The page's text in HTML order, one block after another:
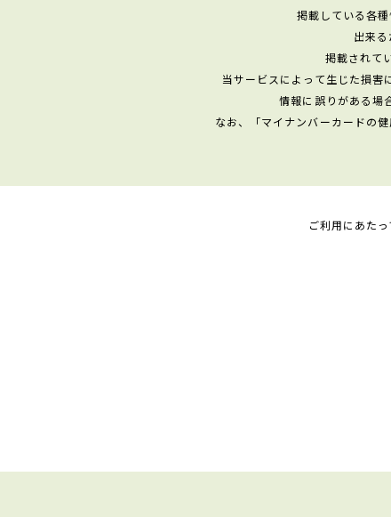
掲載している各
出来
掲載されて
当サービスによって生じた損害
情報に誤りがある場
なお、「マイナンバーカードの
ご利用にあたっ